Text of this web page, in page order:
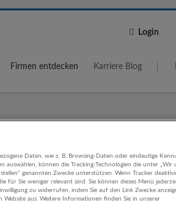
Login
Firmen entdecken Karriere Blog
5 km
Daten, wie z. B. Browsing-Daten oder eindeutige
auswählen, können die Tracking-Technologien die unter „Wir
genannten Zwecke unterstützen. Wenn Tracker
für Sie weniger relevant sind. Sie können dieses Menü
zu widerrufen, indem Sie auf den Link Zwecke
aus. Weitere Informationen finden Sie in unserer